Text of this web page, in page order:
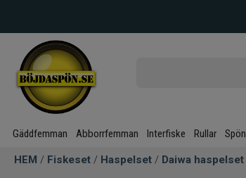
Gäddfemman Abborrfemman Interfiske Rullar Spön
HEM / Fiskeset / Haspelset / Daiwa haspelset